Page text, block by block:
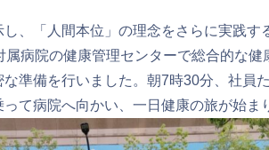
、「人間本位」の理念をさらに実践す
病院の健康管理センターで総合的な健
準備を行いました。朝7時30分、社員
て病院へ向かい、一日健康の旅が始ま